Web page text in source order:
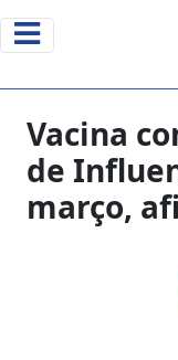
Vacina
de
março,